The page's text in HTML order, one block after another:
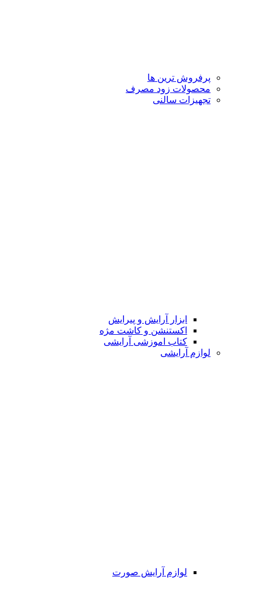
پرفروش ترین ها
محصولات زود مصرف
تجهیزات سالنی
ابزار آرایش و پیرایش
اکستنشن و کاشت مژه
کتاب اموزشی آرایشی
لوازم آرایشی
لوازم آرایش صورت